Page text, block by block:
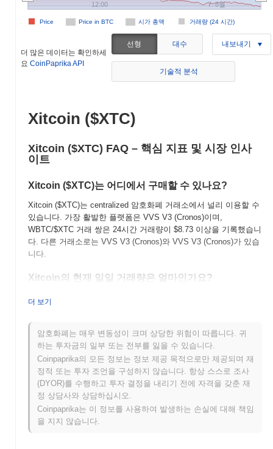
Price in BTC 시가 총액 거래량 (24 시간)
Price
12:00 7. 8월
더 많은 데이터는 확인하세
요 CoinPaprika API
선형 대수 내보내기
기술적 분석
Xitcoin ($XTC)
Xitcoin ($XTC) FAQ – 핵심 지표 및 시장 인사
이트
Xitcoin ($XTC)는 어디에서 구매할 수 있나요?
Xitcoin ($XTC)는 centralized 암호화폐 거래소에서 널리 이용할 수
있습니다. 가장 활발한 플랫폼은 VVS V3 (Cronos)이며,
WBTC/$XTC 거래 쌍은 24시간 거래량이 $8.73 이상을 기록했습니
다. 다른 거래소로는 VVS V3 (Cronos)와 VVS V3 (Cronos)가 있습
니다.
Xitcoin의 현재 일일 거래량은 얼마인가요?
지난 24시간 동안 Xitcoin의 거래량은
다.
Xitcoin의 가격 범위 기록은 무엇인가요?
역대 최고가(ATH):$0.000211
역대 최저가(ATL):NaN
Xitcoin는 현재 ATH보다 ~21.96%
Xitcoin는 더 넓은 암호화폐 시장과 비교하여 어떤 성
과를 내고 있나요?
더 보기
암호화폐는 매우 변동성이 크며 상당한 위험이 따릅니다. 귀
하는 투자금의 일부 또는 전부를 잃을 수 있습니다.
Coinpaprika의 모든 정보는 정보 제공 목적으로만 제공되며 재
정적 또는 투자 조언을 구성하지 않습니다. 항상 스스로 조사
(DYOR)를 수행하고 투자 결정을 내리기 전에 자격을 갖춘 재
정 상담사와 상담하십시오.
Coinpaprika는 이 정보를 사용하여 발생하는 손실에 대해 책임
을 지지 않습니다.